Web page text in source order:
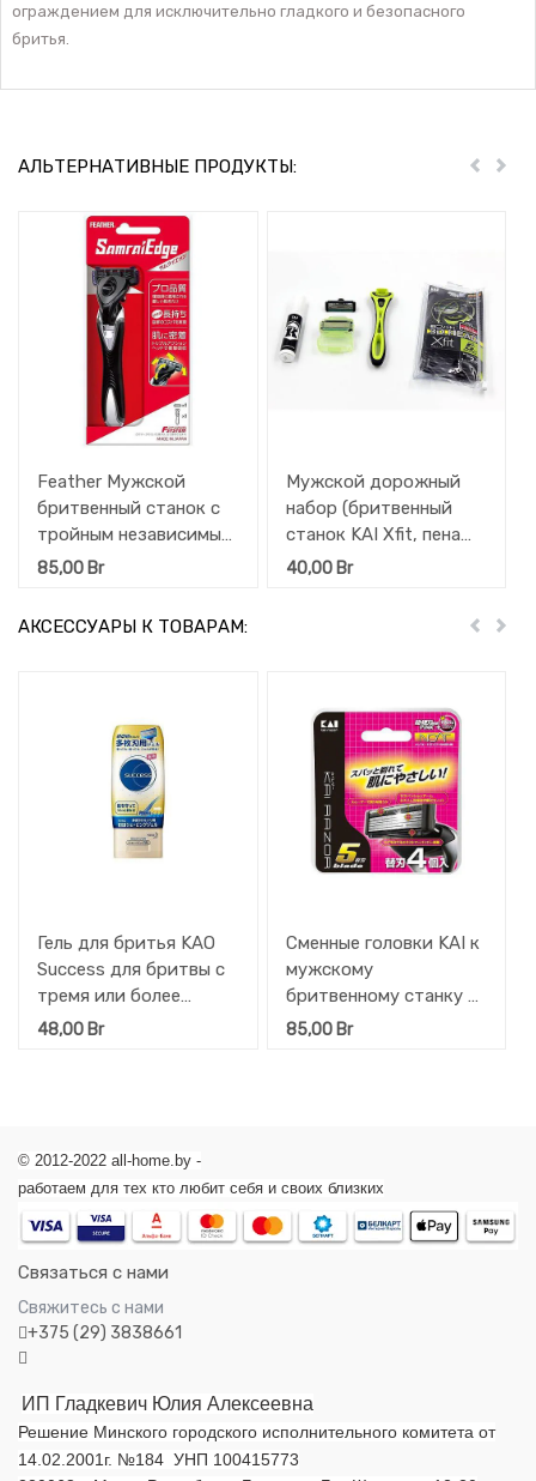
ограждением для исключительно гладкого и безопасного
бритья.
АЛЬТЕРНАТИВНЫЕ ПРОДУКТЫ: Пред
Feather Мужской
бритвенный станок с
тройным независимым
амортизирующим
порезов) + 1 кассета
85,00 Br
Мужской дорожный
набор (бритвенный
станок KAI Xfit, пена
для бритья) (+ 4
40,00Br
АКСЕССУАРЫ К ТОВАРАМ: Пред
Гель для бритья KAO
Success для бритвы с
тремя или более
лезвиями, бутылка 210
48,00 Br
Сменные головки KAI к
мужскому
бритвенному станку с
плавающей головкой, 5
85,00Br
© 2012-2022 all-home.by -
работаем для тех кто любит себя и своих близких
Связаться с нами
Свяжитесь с нами
+375 (29) 3838661
ИП Гладкевич Юлия Алексеевна
Решение Минского городского исполнительного комитета от
14.02.2001г. №184 УНП 100415773